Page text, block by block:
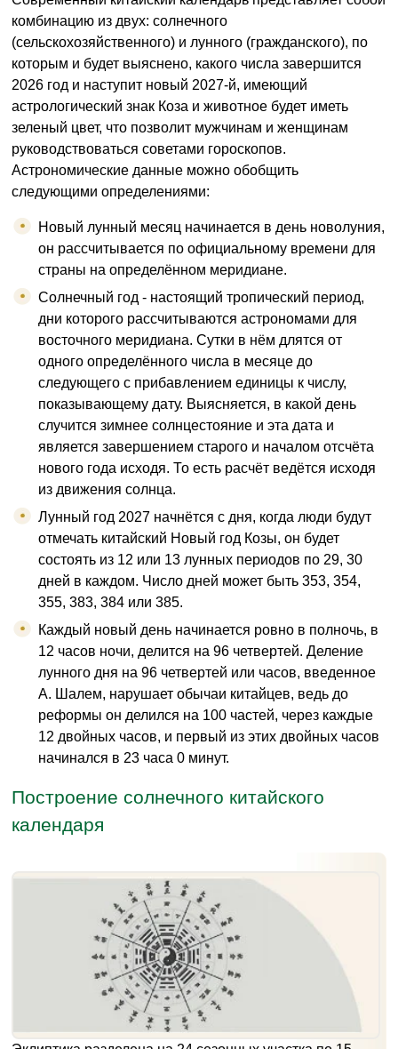
комбинацию из двух: солнечного
(сельскохозяйственного) и лунного (гражданского), по
которым и будет выяснено, какого числа завершится
2026 год и наступит новый 2027-й, имеющий
астрологический знак Коза и животное будет иметь
зеленый цвет, что позволит мужчинам и женщинам
руководствоваться советами гороскопов.
Астрономические данные можно обобщить
следующими определениями:
Новый лунный месяц начинается в день новолуния,
он рассчитывается по официальному времени для
страны на определённом меридиане.
Солнечный год - настоящий тропический период,
дни которого рассчитываются астрономами для
восточного меридиана. Сутки в нём длятся от
одного определённого числа в месяце до
следующего с прибавлением единицы к числу,
показывающему дату. Выясняется, в какой день
случится зимнее солнцестояние и эта дата и
является завершением старого и началом отсчёта
нового года исходя. То есть расчёт ведётся исходя
из движения солнца.
Лунный год 2027 начнётся с дня, когда люди будут
отмечать китайский Новый год Козы, он будет
состоять из 12 или 13 лунных периодов по 29, 30
дней в каждом. Число дней может быть 353, 354,
355, 383, 384 или 385.
Каждый новый день начинается ровно в полночь, в
12 часов ночи, делится на 96 четвертей. Деление
лунного дня на 96 четвертей или часов, введенное
А. Шалем, нарушает обычаи китайцев, ведь до
реформы он делился на 100 частей, через каждые
12 двойных часов, и первый из этих двойных часов
начинался в 23 часа 0 минут.
Построение солнечного китайского
календаря